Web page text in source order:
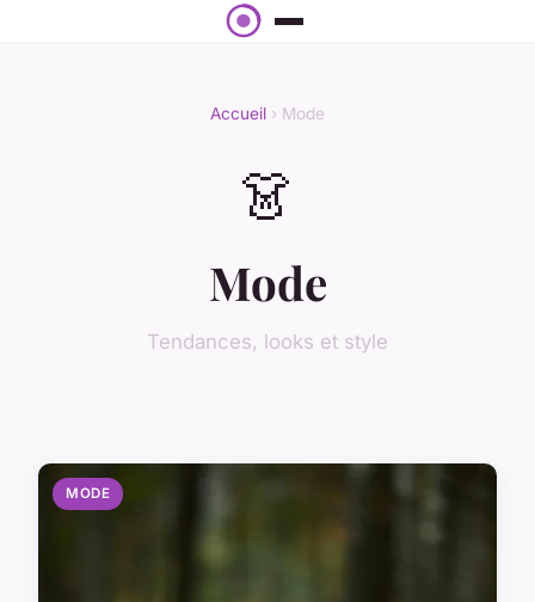
Accueil › Mode
👗
Mode
Tendances, looks et style
MODE